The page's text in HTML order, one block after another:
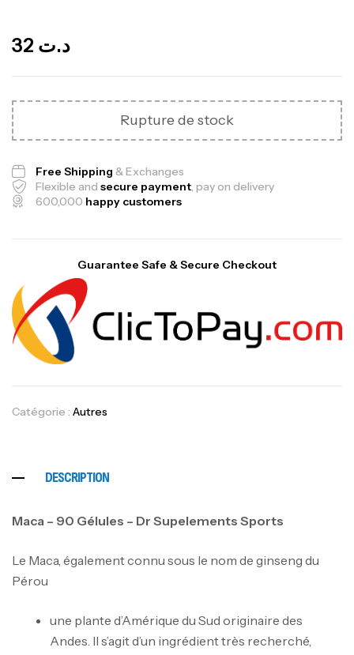
د.ت
Rupture de stock
Free Shipping & Exchanges
Flexible and secure payment, pay on delivery
600,000 happy customers
Guarantee Safe & Secure Checkout
Catégorie : Autres
DESCRIPTION
Maca – 90 Gélules – Dr Supelements Sports
Le Maca, également connu sous le nom de ginseng du
Pérou
une plante d’Amérique du Sud originaire des
Andes. Il s’agit d’un ingrédient très recherché,
Biotech USA
100% Pure Whey – 2,27kg – BIOTECHUSA